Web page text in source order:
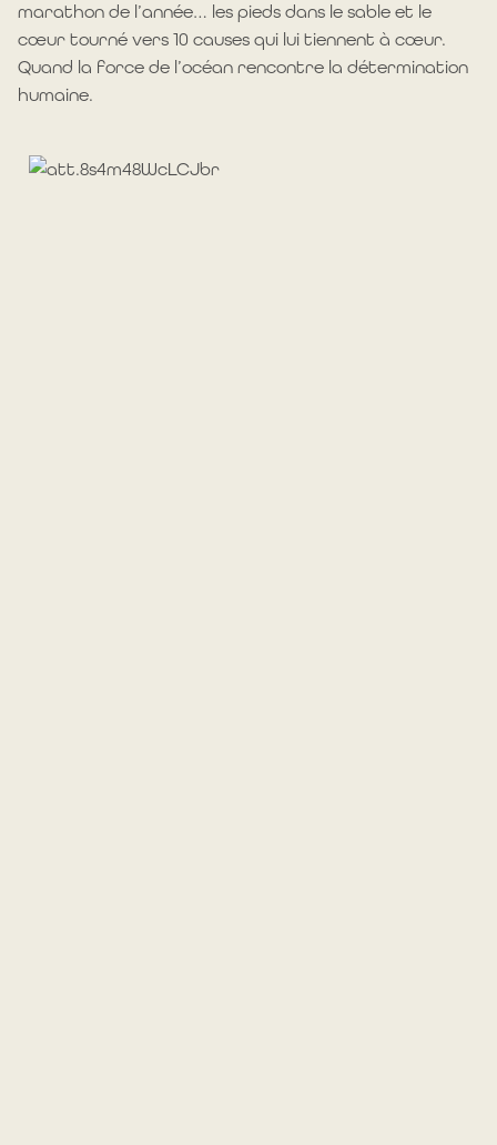
marathon de l’année… les pieds dans le sable et le
cœur tourné vers 10 causes qui lui tiennent à cœur.
Quand la force de l’océan rencontre la détermination
humaine.